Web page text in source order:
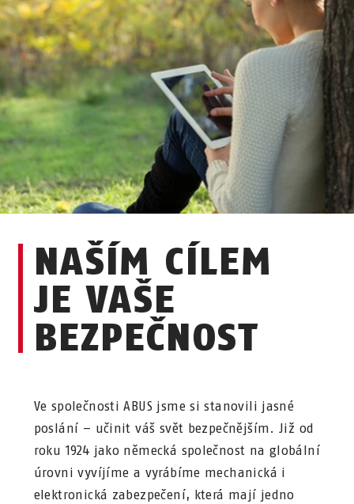
KATALOGY KE STAŽENÍ
NAŠÍM CÍLEM
JE VAŠE
BEZPEČNOST
Ve společnosti ABUS jsme si stanovili jasné
poslání – učinit váš svět bezpečnějším. Již od
roku 1924 jako německá společnost na globální
úrovni vyvíjíme a vyrábíme mechanická i
elektronická zabezpečení, která mají jedno